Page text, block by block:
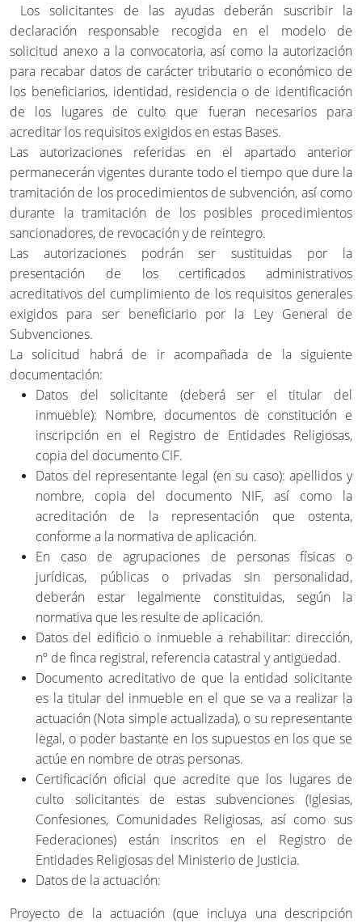
Los solicitantes de las ayudas deberán suscribir la
declaración responsable recogida en el modelo de
solicitud anexo a la convocatoria, así como la autorización
para recabar datos de carácter tributario o económico de
los beneficiarios, identidad, residencia o de identificación
de los lugares de culto que fueran necesarios para
acreditar los requisitos exigidos en estas Bases.
Las autorizaciones referidas en el apartado anterior
permanecerán vigentes durante todo el tiempo que dure la
tramitación de los procedimientos de subvención, así como
durante la tramitación de los posibles procedimientos
sancionadores, de revocación y de reintegro.
Las autorizaciones podrán ser sustituidas por la
presentación de los certificados administrativos
acreditativos del cumplimiento de los requisitos generales
exigidos para ser beneficiario por la Ley General de
Subvenciones.
La solicitud habrá de ir acompañada de la siguiente
documentación:
Datos del solicitante (deberá ser el titular del
inmueble): Nombre, documentos de constitución e
inscripción en el Registro de Entidades Religiosas,
copia del documento CIF.
Datos del representante legal (en su caso): apellidos y
nombre, copia del documento NIF, así como la
acreditación de la representación que ostenta,
conforme a la normativa de aplicación.
En caso de agrupaciones de personas físicas o
jurídicas, públicas o privadas sin personalidad,
deberán estar legalmente constituidas, según la
normativa que les resulte de aplicación.
Datos del edificio o inmueble a rehabilitar: dirección,
nº de finca registral, referencia catastral y antigüedad.
Documento acreditativo de que la entidad solicitante
es la titular del inmueble en el que se va a realizar la
actuación (Nota simple actualizada), o su representante
legal, o poder bastante en los supuestos en los que se
actúe en nombre de otras personas.
Certificación oficial que acredite que los lugares de
culto solicitantes de estas subvenciones (Iglesias,
Confesiones, Comunidades Religiosas, así como sus
Federaciones) están inscritos en el Registro de
Entidades Religiosas del Ministerio de Justicia.
Datos de la actuación:
Proyecto de la actuación (que incluya una descripción